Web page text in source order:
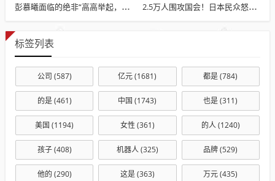
彭慕曦面临的绝非“高高举起，轻轻放下” 2.5万人围攻国会！日本民众怒了：让她下台！
标签列表
公司 (587) 亿元(1681) 都是(784)
的是(461) 中国 (1743) 也是(311)
美国 (1194) 女性 (361) 的人(1240)
孩子(408) 机器人(325) 品牌(529)
他的 (290) 这是(363) 万元(435)